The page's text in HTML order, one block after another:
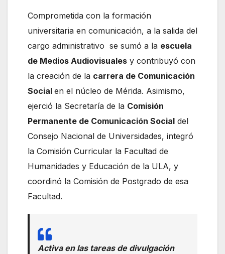
Comprometida con la formación
universitaria en comunicación, a la salida del
cargo administrativo se sumó a la escuela
de Medios Audiovisuales y contribuyó con
la creación de la carrera de Comunicación
Social en el núcleo de Mérida. Asimismo,
ejerció la Secretaría de la Comisión
Permanente de Comunicación Social del
Consejo Nacional de Universidades, integró
la Comisión Curricular la Facultad de
Humanidades y Educación de la ULA, y
coordinó la Comisión de Postgrado de esa
Facultad.
Activa en las tareas de divulgación